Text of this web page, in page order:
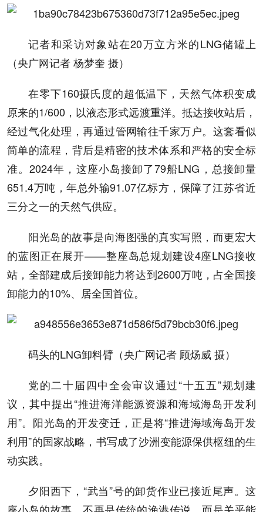
记者和采访对象站在20万立方米的LNG储罐上
（央广网记者 杨梦奎 摄）
在零下160摄氏度的超低温下，天然气体积变成
原来的1/600，以液态形式远渡重洋。抵达接收站后，
经过气化处理，再通过管网输往千家万户。这套看似
简单的流程，背后是精密的技术体系和严格的安全标
准。2024年，这座小岛接卸了79船LNG，总接卸量
651.4万吨，年总外输91.07亿标方，保障了江苏省近
三分之一的天然气供应。
阳光岛的故事是向海图强的真实写照，而更宏大
的蓝图正在展开——整座岛总规划建设4座LNG接收
站，全部建成后接卸能力将达到2600万吨，占全国接
卸能力的10%、居全国首位。
码头的LNG卸料臂（央广网记者 顾炀威 摄）
党的二十届四中全会审议通过“十五五”规划建
议，其中提出“推进海洋能源资源和海域海岛开发利
用”。阳光岛的开发变迁，正是将“推进海域海岛开发
利用”的国家战略，书写成了沙洲变能源保供枢纽的生
动实践。
夕阳西下，“武当”号的卸货作业已接近尾声。这